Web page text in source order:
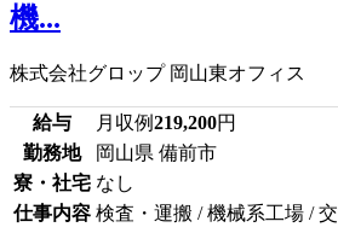
機...
株式会社グロップ 岡山東オフィス
給与 月収例219,200円
勤務地
岡山県 備前市
寮・社宅 なし
仕事内容 検査・運搬 / 機械系工場 /